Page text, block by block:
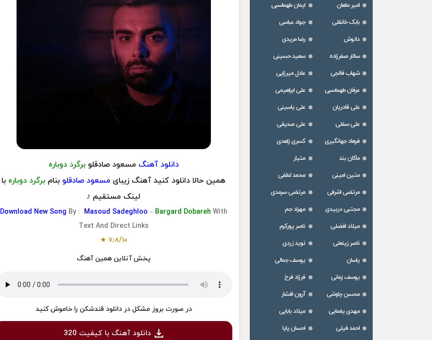
دانلود آهنگ مسعود صادقلو برگرد دوباره
همین حالا دانلود کنید آهنگ زیبای مسعود صادقلو بنام برگرد دوباره با
لینک مستقیم ♪
Download New Song By : Masoud Sadeghloo – Bargard Dobareh With
Text And Direct Links
۷٫۸/۱۰
★
پخش آنلاین همین آهنگ
در صورت بروز مشکل در دانلود قندشکن را خاموش کنید
دانلود آهنگ با کیفیت 320
امیر ماهان
ایمان طهماسبی
بابک خانقلی
جواد عباسی
دانوش
رضا مریدی
سالار صفرزاده
سعید حسینی
شهاب فالجی
عادل میرزایی
عرفان طهماسبی
علی ابراهیمی
علی قادریان
علی یاسینی
علی سفلی
علی صدیقی
فرهاد جهانگیری
کسری زاهدی
ماکان بند
متیار
متین امینی
محمد لطفی
مرتضی اشرفی
مرتضی سرمدی
مجتبی دربیدی
مهراد جم
میلاد افضلی
ناصر پورکرم
ناصر زینعلی
نوید زردی
یاسان
یوسف جمالی
یوسف زمانی
فرزاد فرخ
محسن چاوشی
آرون افشار
مهدی یغمایی
میلاد بابایی
احمد فیلی
احسان پایا